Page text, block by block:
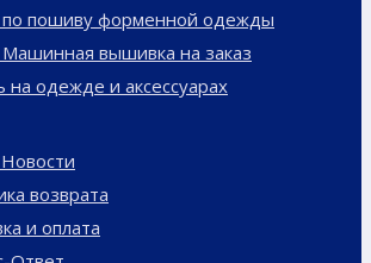
по пошиву форменной одежды
Машинная вышивка на заказ
на одежде и аксессуарах
возврата
и оплата